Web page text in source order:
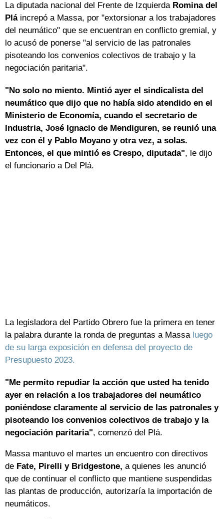
La diputada nacional del Frente de Izquierda Romina del
Plá increpó a Massa, por "extorsionar a los trabajadores
del neumático" que se encuentran en conflicto gremial, y
lo acusó de ponerse "al servicio de las patronales
pisoteando los convenios colectivos de trabajo y la
negociación paritaria".
"No solo no miento. Mintió ayer el sindicalista del
neumático que dijo que no había sido atendido en el
Ministerio de Economía, cuando el secretario de
Industria, José Ignacio de Mendiguren, se reunió una
vez con él y Pablo Moyano y otra vez, a solas.
Entonces, el que mintió es Crespo, diputada", le dijo
el funcionario a Del Plá.
La legisladora del Partido Obrero fue la primera en tener
la palabra durante la ronda de preguntas a Massa luego
de su larga exposición en defensa del proyecto de
Presupuesto 2023.
"Me permito repudiar la acción que usted ha tenido
ayer en relación a los trabajadores del neumático
poniéndose claramente al servicio de las patronales y
pisoteando los convenios colectivos de trabajo y la
negociación paritaria", comenzó del Plá.
Massa mantuvo el martes un encuentro con directivos
de Fate, Pirelli y Bridgestone, a quienes les anunció
que de continuar el conflicto que mantiene suspendidas
las plantas de producción, autorizaría la importación de
neumáticos.